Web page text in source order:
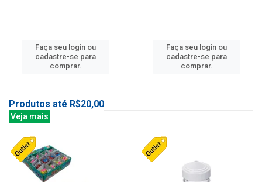
Faça seu login ou
cadastre-se para
comprar.
Faça seu login ou
cadastre-se para
comprar.
Produtos até R$20,00
Veja mais